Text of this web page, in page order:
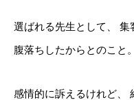
選ばれる先生として、 集
腹落ちしたからとのこと。
感情的に訴えるけれど、